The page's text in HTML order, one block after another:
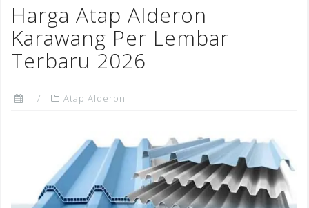
Harga Atap Alderon
Karawang Per Lembar
Terbaru 2026
Atap Alderon